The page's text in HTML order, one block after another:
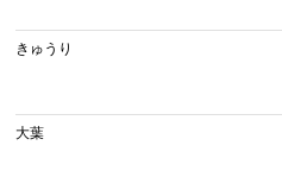
きゅうり
大葉